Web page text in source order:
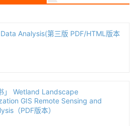
Analysis(第三版 PDF/HTML版本
」 Wetland Landscape
GIS Remote Sensing and
（PDF版本）